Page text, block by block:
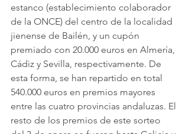
estanco (establecimiento colaborador
de la ONCE) del centro de la localidad
jienense de Bailén, y un cupón
premiado con 20.000 euros en Almería,
Cádiz y Sevilla, respectivamente. De
esta forma, se han repartido en total
540.000 euros en premios mayores
entre las cuatro provincias andaluzas. El
resto de los premios de este sorteo